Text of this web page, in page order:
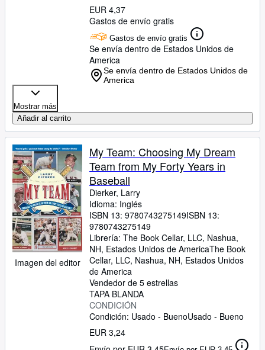
EUR 4,37
Gastos de envío gratis
Gastos de envío gratis
Se envía dentro de Estados Unidos de
America
Se envía dentro de Estados Unidos de
America
Mostrar más
Añadir al carrito
Imagen del editor
My Team: Choosing My Dream
Team from My Forty Years in
Baseball
Dierker, Larry
Idioma: Inglés
ISBN 13: 9780743275149ISBN 13:
9780743275149
Librería: The Book Cellar, LLC, Nashua,
NH, Estados Unidos de AmericaThe Book
Cellar, LLC, Nashua, NH, Estados Unidos
de America
Vendedor de 5 estrellas
TAPA BLANDA
CONDICIÓN
Condición: Usado - BuenoUsado - Bueno
EUR 3,24